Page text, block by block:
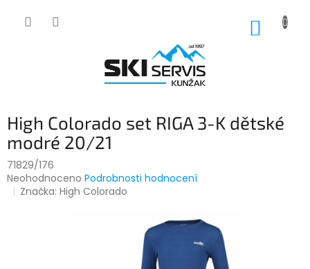
High Colorado set RIGA 3-K dětské
modré 20/21
71829/176
Průměrné
hodnocení
Neohodnoceno Podrobnosti hodnocení
Značka:High Colorado